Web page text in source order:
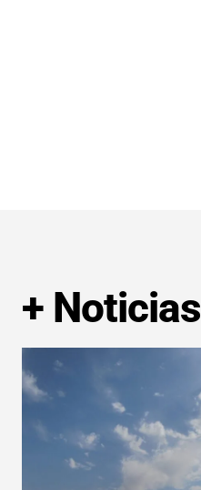
+ Noticias